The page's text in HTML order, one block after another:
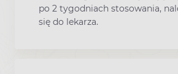
po 2 tygodniach stosowania,
się do lekarza.